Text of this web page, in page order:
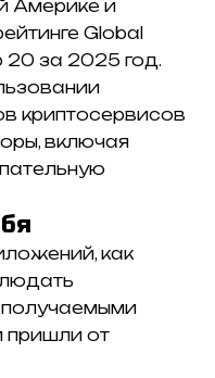
Америке и
Global
20 за 2025 год.
криптосервисов
включая
как
пришли от